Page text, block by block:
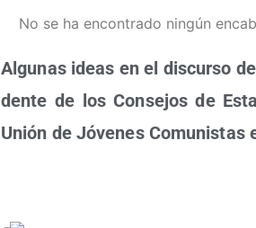
No se ha encontrado ningún
Algu­nas ideas en el dis­cur­so
den­te de los Con­se­jos de
Unión de Jóve­nes Comu­nis­tas